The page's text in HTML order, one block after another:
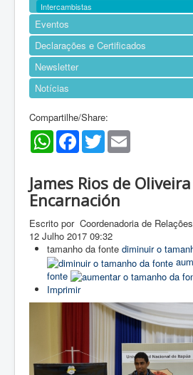
Intercambistas
Eventos
Declarações e Certificados
Newsletter
Notícias
Compartilhe/Share:
WhatsAppFacebookTwitter
James Rios de
Encarnación
Escrito por Coordenadoria de
12 Julho 2017 09:32
tamanho da fonte diminuir o
fonte
Imprimir